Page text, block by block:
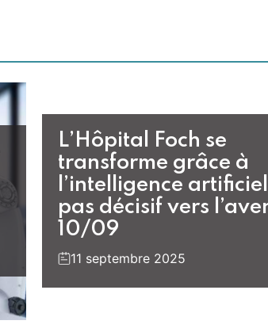
L’Hôpital Foch se
transforme grâce à
l’intelligence
pas décisif vers
10/09
11 septembre 2025